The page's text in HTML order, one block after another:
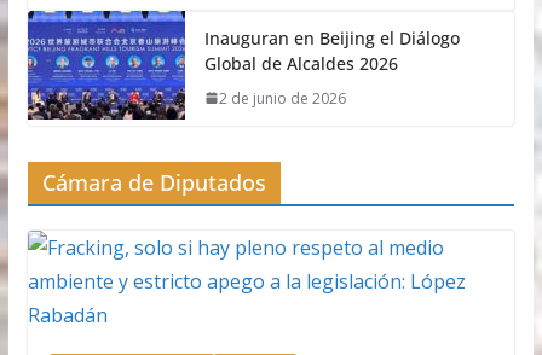
Inauguran en Beijing el Diálogo
Global de Alcaldes 2026
2 de junio de 2026
Cámara de Diputados